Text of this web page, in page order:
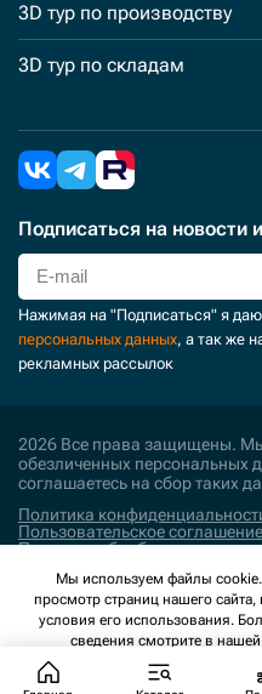
3D тур по производству
3D тур по складам
Подписаться на новости
Нажимая на "Подписаться" я даю
персональных данных, а так же
рекламных рассылок
2026 Все права защищены.
обезличенных персональных
соглашаетесь на сбор таких
Политика
Пользовательское соглашение
Политика обработки
Поддержка и развитие
Мы используем файлы
просмотр страниц нашего
условия его использования.
сведения смотрите в нашей